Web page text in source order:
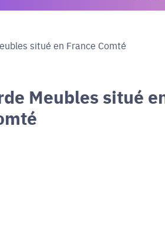
situé en France Comté
Meubles situé